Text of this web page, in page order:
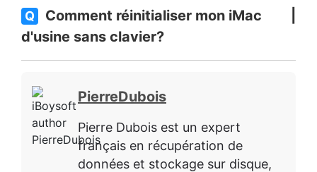
Q
Comment réinitialiser mon iMac
d'usine sans clavier?
PierreDubois
Pierre Dubois est un expert
français en récupération de
données et stockage sur disque,